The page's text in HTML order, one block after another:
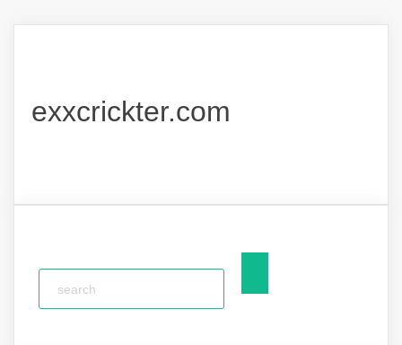
exxcrickter.com